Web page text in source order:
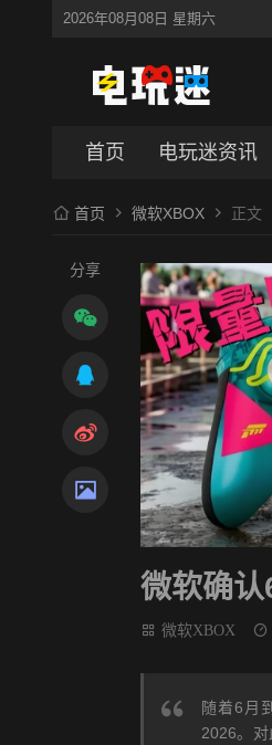
2026年08月08日 星期六
首页 电玩迷资讯
首页 微软XBOX 正文
分享
微软确
微软XBOX
随着6月
2026。